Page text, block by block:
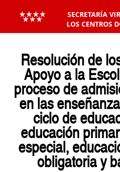
SECRETARÍA
LOS CENTROS
Resolución de
Apoyo a la
proceso de
en las
ciclo de
educación
especial,
obligatoria y